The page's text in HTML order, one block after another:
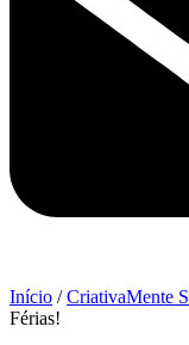
Início /CriativaMente
Férias!